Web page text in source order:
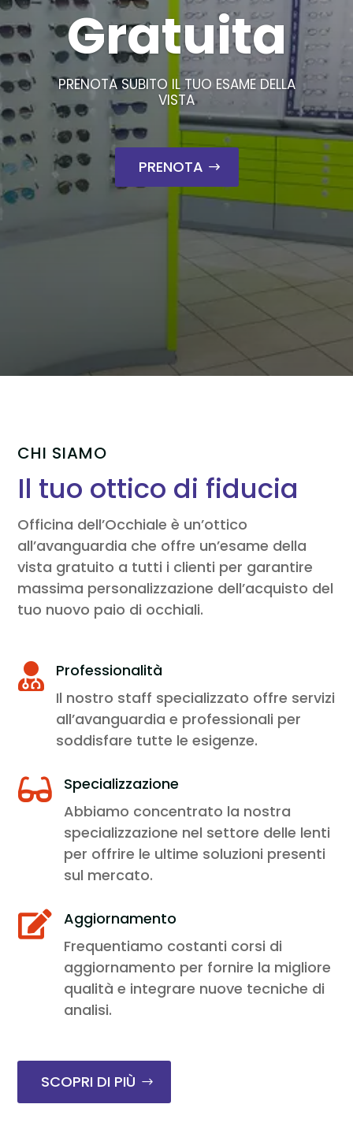
Gratuita
PRENOTA SUBITO IL TUO ESAME DELLA
VISTA
PRENOTA
CHI SIAMO
Il tuo ottico di fiducia
Officina dell’Occhiale è un’ottico
all’avanguardia che offre un’esame della
vista gratuito a tutti i clienti per garantire
massima personalizzazione dell’acquisto del
tuo nuovo paio di occhiali.

Professionalità
Il nostro staff specializzato offre servizi
all’avanguardia e professionali per
soddisfare tutte le esigenze.

Specializzazione
Abbiamo concentrato la nostra
specializzazione nel settore delle lenti
per offrire le ultime soluzioni presenti
sul mercato.

Aggiornamento
Frequentiamo costanti corsi di
aggiornamento per fornire la migliore
qualità e integrare nuove tecniche di
analisi.
SCOPRI DI PIÙ